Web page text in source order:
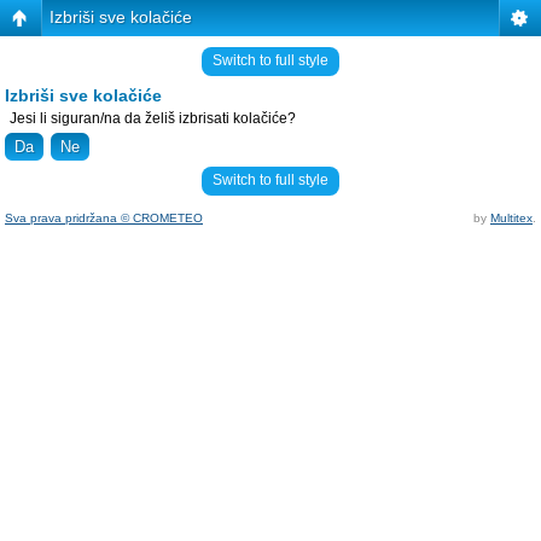
Izbriši sve kolačiće
Switch to full style
Izbriši sve kolačiće
Jesi li siguran/na da želiš izbrisati kolačiće?
Switch to full style
Sva prava pridržana © CROMETEO by Multitex